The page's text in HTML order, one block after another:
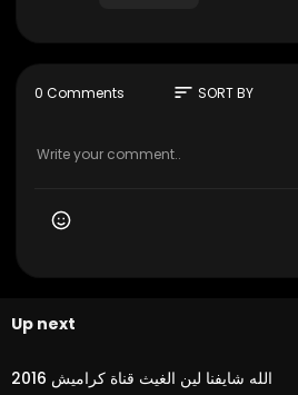
0 Comments sort SORT BY
Up next
الله شايفنا لين الغيث قناة كراميش 2016